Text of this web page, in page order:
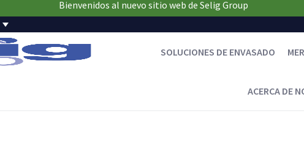
Bienvenidos al nuevo sitio web de Selig Group
SOLUCIONES DE ENVASADO
ACERCA DE